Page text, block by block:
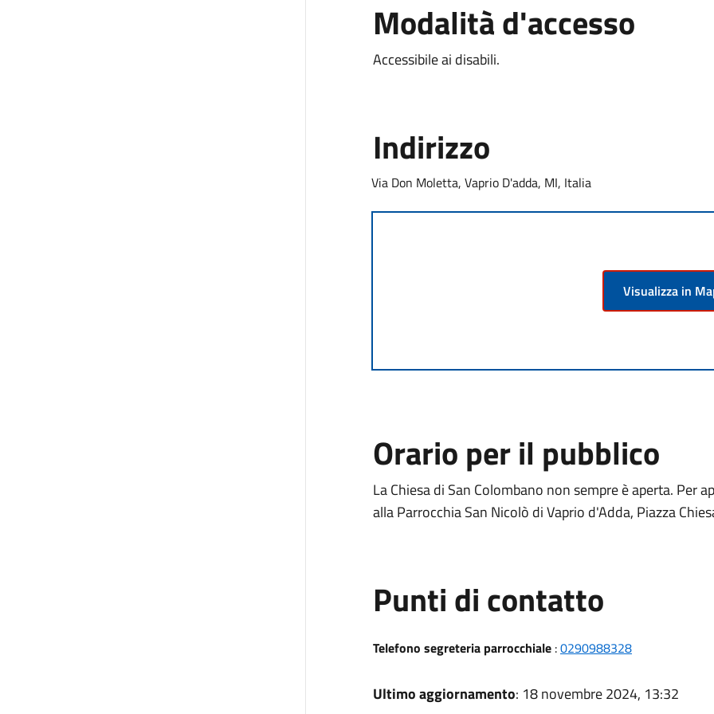
Modalità d'accesso
Accessibile ai disabili.
Indirizzo
Via Don Moletta, Vaprio D'adda, MI, Italia
Visualizza in
Orario per il pubblico
La Chiesa di San Colombano non sempre è aperta. Per
alla Parrocchia San Nicolò di Vaprio d'Adda, Piazza
Punti di contatto
Telefono segreteria parrocchiale:0290988328
Ultimo aggiornamento: 18 novembre 2024, 13:32